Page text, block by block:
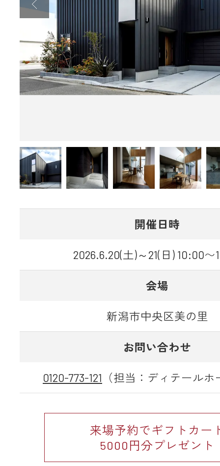
開催日時
2026.6.20(土)～21(日) 10:00〜
会場
新潟市中央区美の里
お問い合わせ
0120-773-121 （担当：ディテール
来場予約でギフトカー
5000円分プレゼント